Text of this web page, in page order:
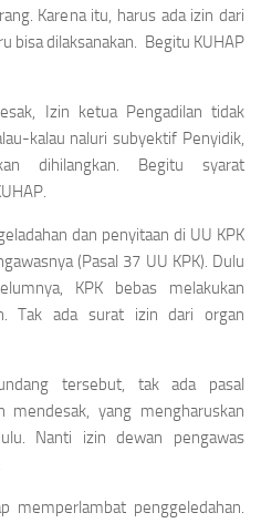
Karena itu, harus ada izin dari
bisa dilaksanakan. Begitu KUHAP
Izin ketua Pengadilan tidak
kalau naluri subyektif Penyidik,
dihilangkan. Begitu syarat
dan penyitaan di UU KPK
(Pasal 37 UU KPK). Dulu
KPK bebas melakukan
Tak ada surat izin dari organ
tersebut, tak ada pasal
mendesak, yang mengharuskan
Nanti izin dewan pengawas
memperlambat penggeledahan.